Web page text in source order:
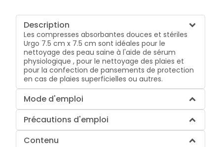
Description
Les compresses absorbantes douces et stériles
Urgo 7.5 cm x 7.5 cm sont idéales pour le
nettoyage des peau saine à l'aide de sérum
physiologique , pour le nettoyage des plaies et
pour la confection de pansements de protection
en cas de plaies superficielles ou autres.
Mode d'emploi
Précautions d'emploi
Contenu